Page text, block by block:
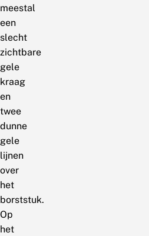
meestal
een
slecht
zichtbare
gele
kraag
en
twee
dunne
gele
lijnen
over
het
borststuk.
Op
het